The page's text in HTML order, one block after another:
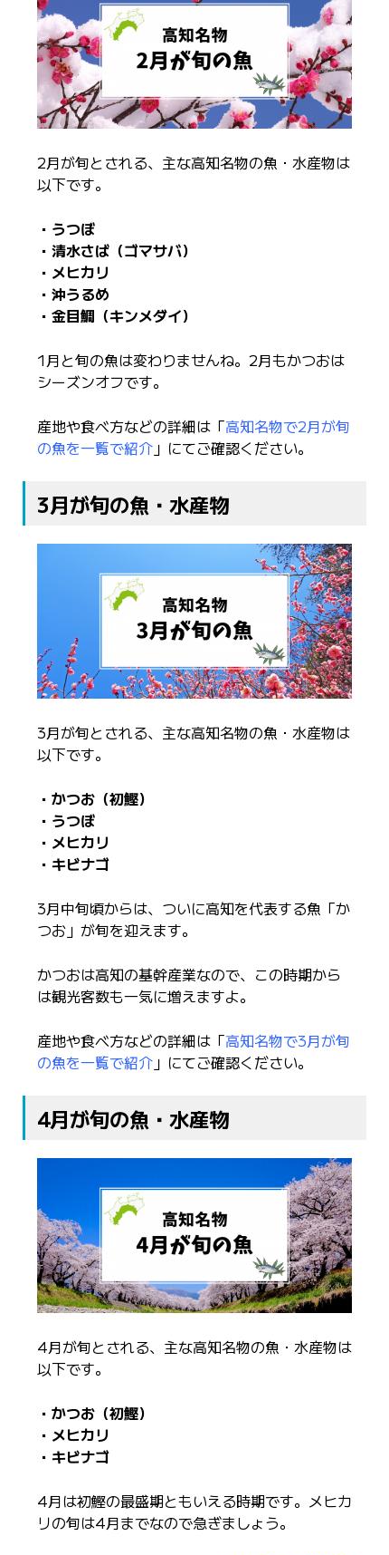
2月が旬とされる、主な高知名物の魚・水産物は
以下です。
・うつぼ
・清水さば（ゴマサバ）
・メヒカリ
・沖うるめ
・金目鯛（キンメダイ）
1月と旬の魚は変わりませんね。2月もかつおは
シーズンオフです。
産地や食べ方などの詳細は「高知名物で2月が旬
の魚を一覧で紹介 」にてご確認ください。
3月が旬の魚・水産物
3月が旬とされる、主な高知名物の魚・水産物は
以下です。
・かつお（初鰹）
・うつぼ
・メヒカリ
・キビナゴ
3月中旬頃からは、ついに高知を代表する魚「か
つお」が旬を迎えます。
かつおは高知の基幹産業なので、この時期から
は観光客数も一気に増えますよ。
産地や食べ方などの詳細は「高知名物で3月が旬
の魚を一覧で紹介 」にてご確認ください。
4月が旬の魚・水産物
4月が旬とされる、主な高知名物の魚・水産物は
以下です。
・かつお（初鰹）
・メヒカリ
・キビナゴ
4月は初鰹の最盛期ともいえる時期です。メヒカ
リの旬は4月までなので急ぎましょう。